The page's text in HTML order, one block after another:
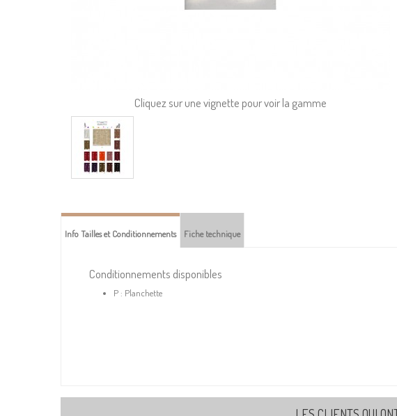
Cliquez sur une vignette pour voir la gamme
Info Tailles et Conditionnements Fiche technique
Conditionnements disponibles
P : Planchette